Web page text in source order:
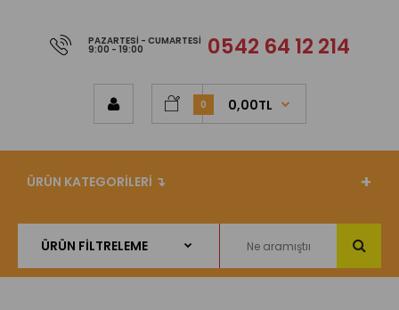
PAZARTESI - CUMARTESI
9:00 - 19:00 0542 64 12 214
0 0,00TL
ÜRÜN KATEGORİLERİ ↴